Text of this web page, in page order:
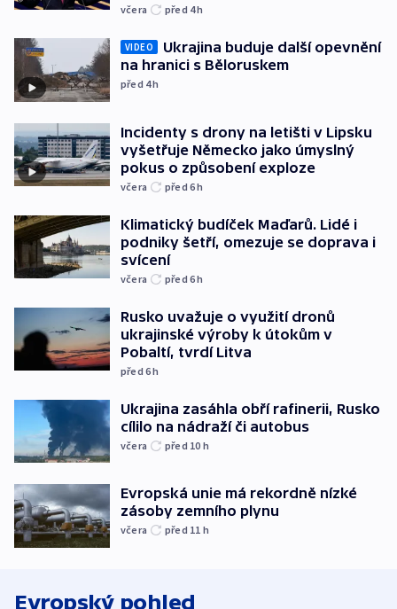
včera před 4h
VIDEO
Ukrajina buduje další opevnění
na hranici s Běloruskem
před 4h
Incidenty s drony na letišti v Lipsku
vyšetřuje Německo jako úmyslný
pokus o způsobení exploze
včera před 6h
Klimatický budíček Maďarů. Lidé i
podniky šetří, omezuje se doprava i
svícení
včera před 6h
Rusko uvažuje o využití dronů
ukrajinské výroby k útokům v
Pobaltí, tvrdí Litva
před 6h
Ukrajina zasáhla obří rafinerii, Rusko
cílilo na nádraží či autobus
včera před 10 h
Evropská unie má rekordně nízké
zásoby zemního plynu
včera před 11 h
Evropský pohled